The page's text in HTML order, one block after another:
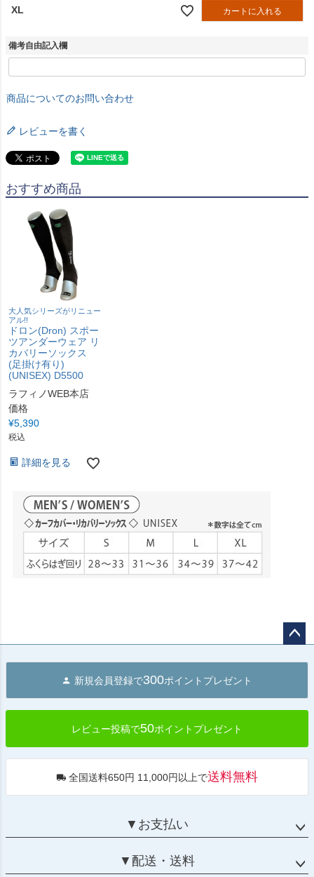
XL カートに入れる
備考自由記入欄
商品についてのお問い合わせ
レビューを書く
おすすめ商品
大人気シリーズがリニュー
アル!!
ドロン(Dron) スポー
ツアンダーウェア リ
カバリーソックス
(足掛け有り)
(UNISEX) D5500
ラフィノWEB本店
価格
¥5,390
税込
詳細を見る
へ
新規会員登録で300ポイントプレゼント
レビュー投稿で50ポイントプレゼント
全国送料650円 11,000円以上で送料無料
▼お支払い
▼配送・送料